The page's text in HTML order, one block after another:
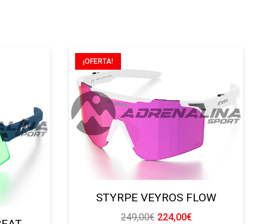
¡OFERTA!
STYRPE VEYROS FLOW
249,00€ El
224,00€El